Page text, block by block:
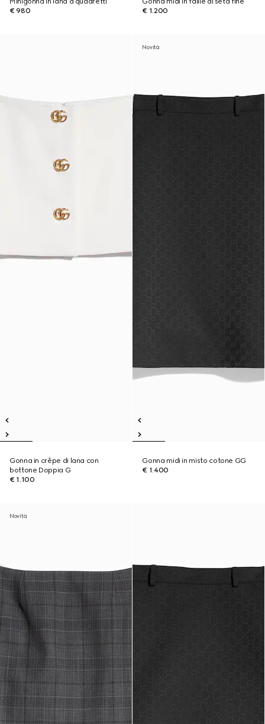
€ 980
€ 1.200
Gonna in crêpe di lana con
bottone Doppia G
€ 1.100
Novità
Gonna midi in misto cotone GG
€ 1.400
Novità